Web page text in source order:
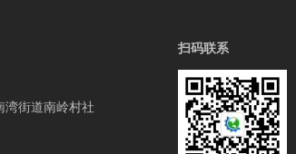
湾街道南岭村社
扫码联系